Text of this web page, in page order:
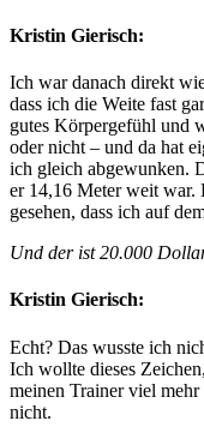
Kristin Gierisch:
Ich war danach direkt
dass ich die Weite fast
gutes Körpergefühl und
oder nicht – und da hat
ich gleich abgewunken.
er 14,16 Meter weit war.
gesehen, dass ich auf
Und der ist 20.000
Kristin Gierisch:
Echt? Das wusste ich
Ich wollte dieses
meinen Trainer viel mehr
nicht.